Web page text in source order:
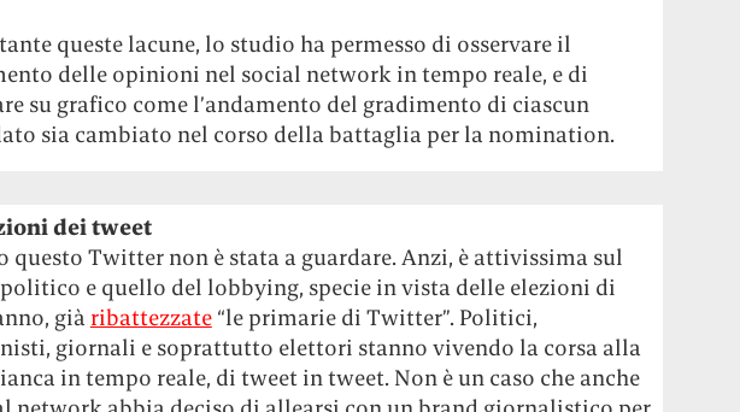
queste lacune, lo studio ha permesso di osservare il
delle opinioni nel social network in tempo reale, e di
su grafico come l’andamento del gradimento di ciascun
sia cambiato nel corso della battaglia per la nomination.
dei tweet
questo Twitter non è stata a guardare. Anzi, è attivissima sul
e quello del lobbying, specie in vista delle elezioni di
già ribattezzate“le primarie di Twitter”. Politici,
giornali e soprattutto elettori stanno vivendo la corsa alla
in tempo reale, di tweet in tweet. Non è un caso che anche